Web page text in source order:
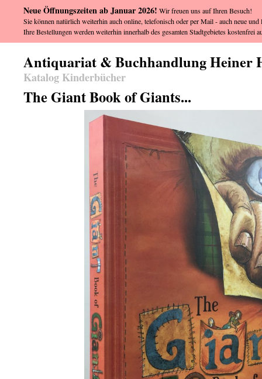
Antiquariat & Buchhandlung Heiner
Katalog Kinderbücher
The Giant Book of Giants...
Neue Öffnungszeiten ab Januar 2026! Wir freuen uns auf Ihren Besuch!
Sie können natürlich weiterhin auch online, telefonisch oder per Mail - auch neue
Ihre Bestellungen werden weiterhin innerhalb des gesamten Stadtgebietes kostenfrei